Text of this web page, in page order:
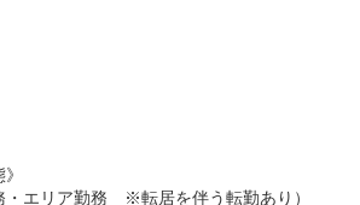
・エリア勤務 ※転居を伴う転勤あり）